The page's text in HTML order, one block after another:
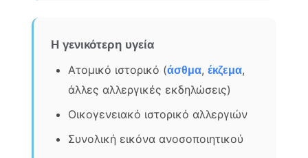
Η γενικότερη υγεία
Ατομικό ιστορικό (άσθμα, έκζεμα,
άλλες αλλεργικές εκδηλώσεις)
Οικογενειακό ιστορικό αλλεργιών
Συνολική εικόνα ανοσοποιητικού